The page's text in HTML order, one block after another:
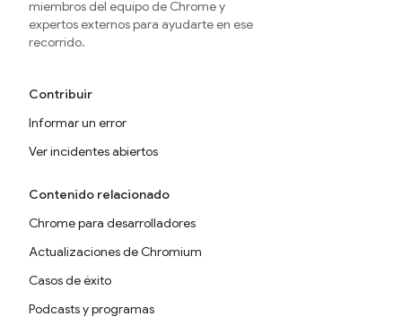
miembros del equipo de Chrome y
expertos externos para ayudarte en ese
recorrido.
Contribuir
Informar un error
Ver incidentes abiertos
Contenido relacionado
Chrome para desarrolladores
Actualizaciones de Chromium
Casos de éxito
Podcasts y programas